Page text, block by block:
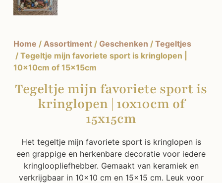
Home / Assortiment/ Geschenken / Tegeltjes
/ Tegeltje mijn favoriete sport is kringlopen |
10x10cm of 15x15cm
Tegeltje mijn favoriete sport is
kringlopen | 10x10cm of
15x15cm
Het tegeltje mijn favoriete sport is kringlopen is
een grappige en herkenbare decoratie voor iedere
kringloopliefhebber. Gemaakt van keramiek en
verkrijgbaar in 10×10 cm en 15×15 cm. Leuk voor